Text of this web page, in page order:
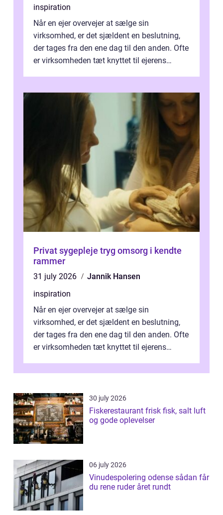
inspiration
Når en ejer overvejer at sælge sin
virksomhed, er det sjældent en beslutning,
der tages fra den ene dag til den anden. Ofte
er virksomheden tæt knyttet til ejerens
Privat sygepleje tryg omsorg i kendte
rammer
31 july 2026
Jannik Hansen
inspiration
Når en ejer overvejer at sælge sin
virksomhed, er det sjældent en beslutning,
der tages fra den ene dag til den anden. Ofte
er virksomheden tæt knyttet til ejerens
30 july 2026
Fiskerestaurant frisk fisk, salt luft
og gode oplevelser
06 july 2026
Vinudespolering odense sådan får
du rene ruder året rundt